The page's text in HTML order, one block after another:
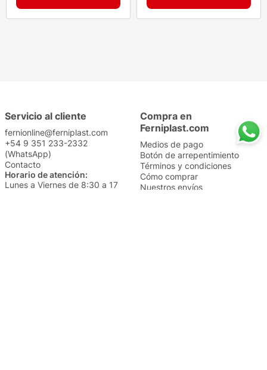
Servicio al cliente
fernionline@ferniplast.com
+54 9 351 233-2332
(WhatsApp)
Contacto
Horario de atención:
Lunes a Viernes de 8:30 a 17
Compra en
Ferniplast.com
Medios de pago
Botón de arrepentimiento
Términos y condiciones
Cómo comprar
Nuestros envíos